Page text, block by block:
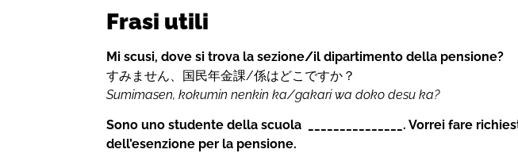
Frasi utili
Mi scusi, dove si trova la sezione/il dipartimento della pensione?
すみません、国民年金課/係はどこですか？
Sumimasen, kokumin nenkin ka/gakari wa doko desu ka?
Sono uno studente della scuola _______________. Vorrei fare
dell’esenzione per la pensione.